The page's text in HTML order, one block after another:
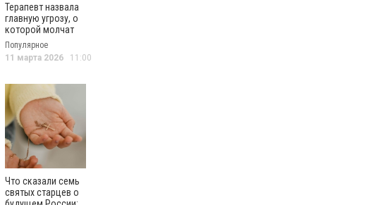
Терапевт назвала
главную угрозу, о
которой молчат
производители
воды
Популярное
11 марта 2026 11:00
Что сказали семь
святых старцев о